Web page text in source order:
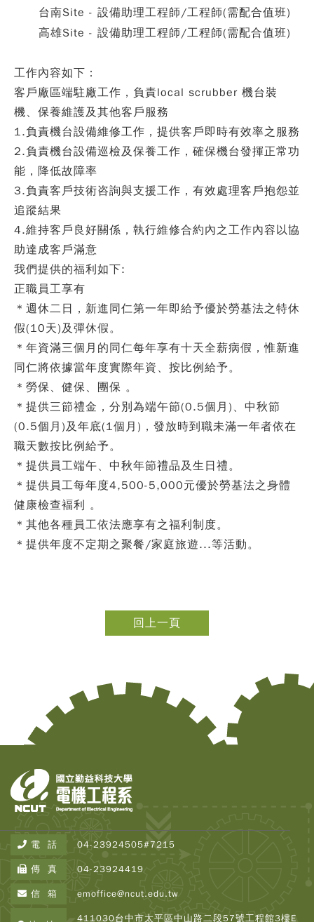
台南Site - 設備助理工程師/工程師(需配合值班)
高雄Site - 設備助理工程師/工程師(需配合值班)
工作內容如下：
客戶廠區端駐廠工作，負責local scrubber 機台裝
機、保養維護及其他客戶服務
1.負責機台設備維修工作，提供客戶即時有效率之服務
2.負責機台設備巡檢及保養工作，確保機台發揮正常功
能，降低故障率
3.負責客戶技術咨詢與支援工作，有效處理客戶抱怨並
追蹤結果
4.維持客戶良好關係，執行維修合約內之工作內容以協
助達成客戶滿意
我們提供的福利如下:
正職員工享有
＊週休二日，新進同仁第一年即給予優於勞基法之特休
假(10天)及彈休假。
＊年資滿三個月的同仁每年享有十天全薪病假，惟新進
同仁將依據當年度實際年資、按比例給予。
＊勞保、健保、團保 。
＊提供三節禮金，分別為端午節(0.5個月)、中秋節
(0.5個月)及年底(1個月)，發放時到職未滿一年者依在
職天數按比例給予。
＊提供員工端午、中秋年節禮品及生日禮。
＊提供員工每年度4,500-5,000元優於勞基法之身體
健康檢查褔利 。
＊其他各種員工依法應享有之福利制度。
＊提供年度不定期之聚餐/家庭旅遊...等活動。
回上一頁
電 話 04-23924505#7215
傳 真 04-23924419
信 箱 emoffice@ncut.edu.tw
411030台中市太平區中山路二段57號工程館3樓E